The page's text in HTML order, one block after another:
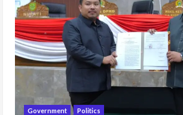
Government Politics